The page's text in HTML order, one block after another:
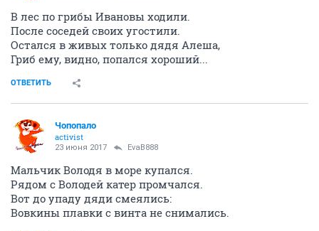
В лес по грибы Ивановы ходили.
После соседей своих угостили.
Остался в живых только дядя Алеша,
Гриб ему, видно, попался хороший...
ОТВЕТИТЬ
Чопопало
activist
23 июня 2017 EvaB888
Мальчик Володя в море купался.
Рядом с Володей катер промчался.
Вот до упаду дяди смеялись:
Вовкины плавки с винта не снимались.